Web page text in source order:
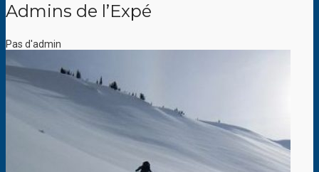
Admins de l’Expé
Pas d'admin